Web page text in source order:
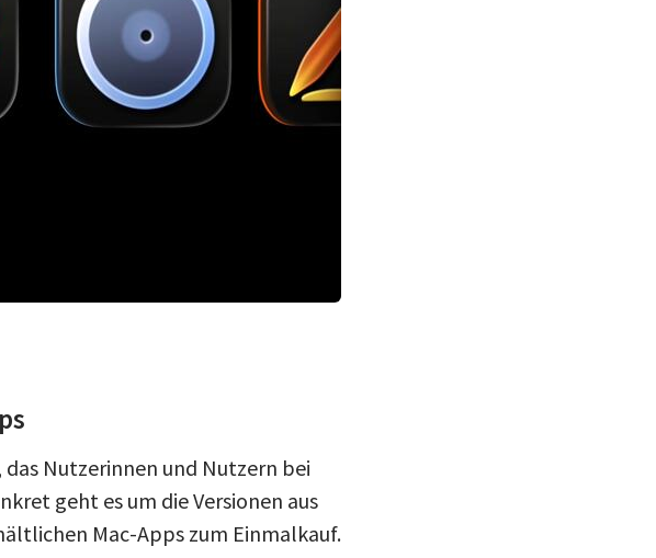
das Nutzerinnen und Nutzern bei
geht es um die Versionen aus
Mac-Apps zum Einmalkauf.